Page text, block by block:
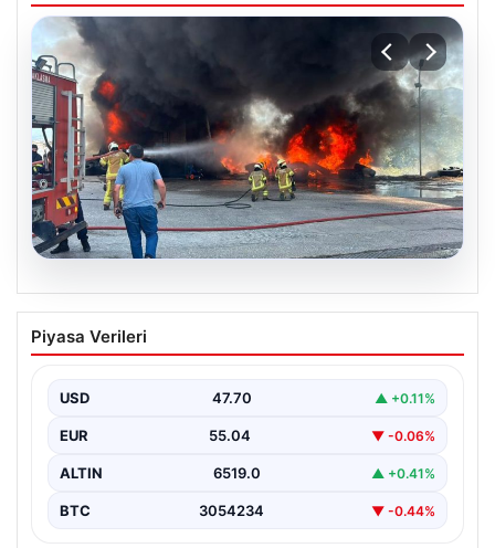
06.08.2026
Bursa Orhangazi’de Bir Tamirhane
Yanarak Kor Oldu
geldi ve bölgedeki birçok noktadan görülebilen
yüksek…
Piyasa Verileri
USD 47.70 ▲ +0.11%
EUR 55.04 ▼ -0.06%
ALTIN 6519.0 ▲ +0.41%
BTC 3054234 ▼ -0.44%